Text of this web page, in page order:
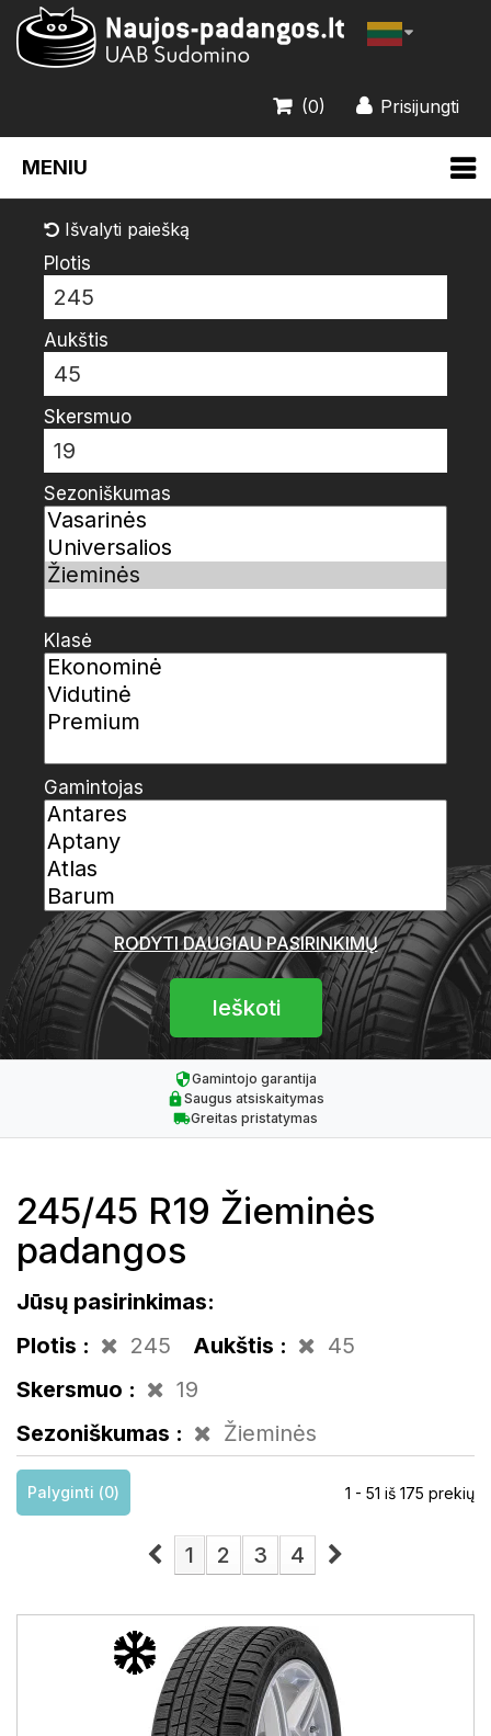
Prisijungti
(0)
MENIU
Išvalyti paiešką
Plotis
245
Aukštis
45
Skersmuo
19
Sezoniškumas
Klasė
Gamintojas
RODYTI DAUGIAU PASIRINKIMŲ
Gamintojo garantija
Saugus atsiskaitymas
Greitas pristatymas
245/45 R19 Žieminės
padangos
Jūsų pasirinkimas:
Plotis :
245 Aukštis :
45
Skersmuo :
19
Sezoniškumas :
Žieminės
Palyginti (0) 1 - 51 iš 175 prekių
1 2 3 4